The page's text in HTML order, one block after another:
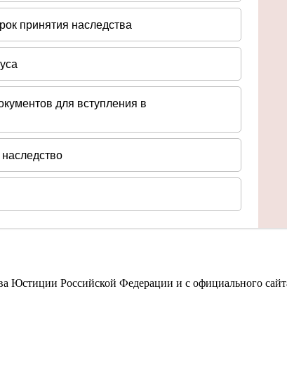
Юстиции Российской Федерации и с официального